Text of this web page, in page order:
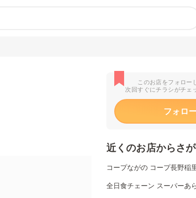
このお店をフォロー
次回すぐにチラシがチェ
フォロ
近くのお店からさ
コープながの コープ長野稲
全日食チェーン スーパーあ